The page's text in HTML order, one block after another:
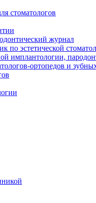
стоматологов
журнал
по эстетической
имплантологии,
ортопедов и